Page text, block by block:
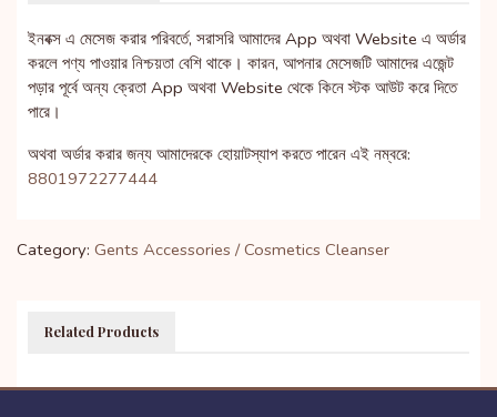
ইনবক্স এ মেসেজ করার পরিবর্তে, সরাসরি আমাদের App অথবা Website এ অর্ডার
করলে পণ্য পাওয়ার নিশ্চয়তা বেশি থাকে। কারন, আপনার মেসেজটি আমাদের এজেন্ট
পড়ার পূর্বে অন্য ক্রেতা App অথবা Website থেকে কিনে স্টক আউট করে দিতে
পারে।
অথবা অর্ডার করার জন্য আমাদেরকে হোয়াটস্যাপ করতে পারেন এই নম্বরে:
8801972277444
Category: Gents Accessories / Cosmetics Cleanser
Related Products